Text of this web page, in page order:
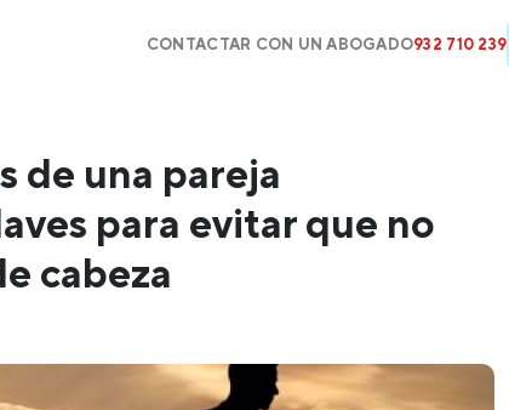
CONTACTAR CON UN ABOGADO932 710 239
de una pareja
para evitar que no
cabeza